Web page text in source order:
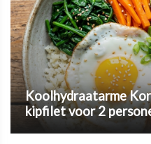
Koolhydraatarme
kipfilet voor 2